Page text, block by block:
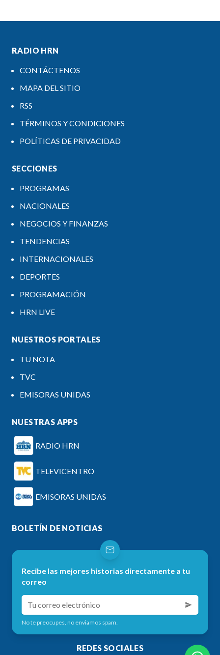
RADIO HRN
CONTÁCTENOS
MAPA DEL SITIO
RSS
TÉRMINOS Y CONDICIONES
POLÍTICAS DE PRIVACIDAD
SECCIONES
PROGRAMAS
NACIONALES
NEGOCIOS Y FINANZAS
TENDENCIAS
INTERNACIONALES
DEPORTES
PROGRAMACIÓN
HRN LIVE
NUESTROS PORTALES
TU NOTA
TVC
EMISORAS UNIDAS
NUESTRAS APPS
RADIO HRN
TELEVICENTRO
EMISORAS UNIDAS
BOLETÍN DE NOTICIAS
Recibe las mejores historias directamente a tu
correo
No te preocupes, no enviamos spam.
REDES SOCIALES